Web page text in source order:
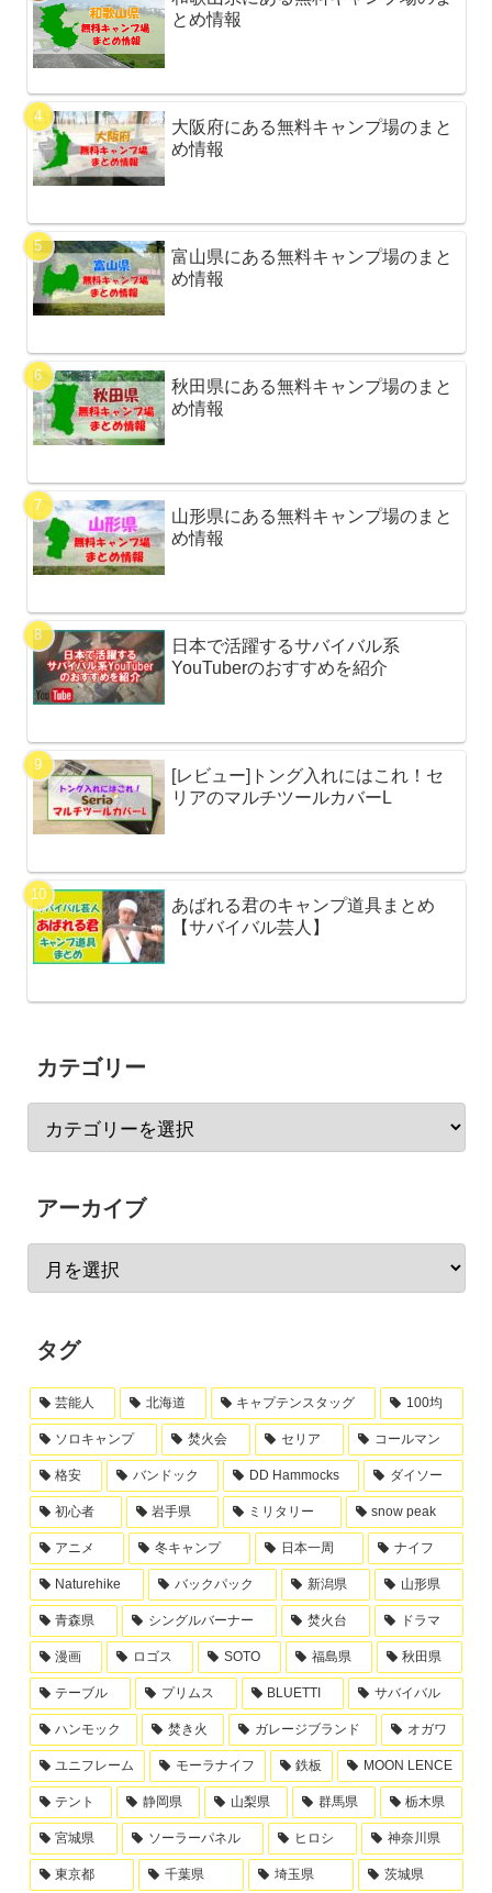
とめ情報
大阪府にある無料キャンプ場のまと
め情報
富山県にある無料キャンプ場のまと
め情報
秋田県にある無料キャンプ場のまと
め情報
山形県にある無料キャンプ場のまと
め情報
日本で活躍するサバイバル系
YouTuberのおすすめを紹介
[レビュー]トング入れにはこれ！セ
リアのマルチツールカバーL
あばれる君のキャンプ道具まとめ
【サバイバル芸人】
カテゴリー
アーカイブ
タグ
芸能人 北海道 キャプテンスタッグ 100均
ソロキャンプ 焚火会 セリア コールマン
格安 バンドック DD Hammocks ダイソー
初心者 岩手県 ミリタリー snow peak
アニメ 冬キャンプ 日本一周 ナイフ
Naturehike バックパック 新潟県 山形県
青森県 シングルバーナー 焚火台 ドラマ
漫画 ロゴス SOTO 福島県 秋田県
テーブル プリムス BLUETTI サバイバル
ハンモック 焚き火 ガレージブランド オガワ
ユニフレーム モーラナイフ 鉄板 MOON LENCE
テント 静岡県 山梨県 群馬県 栃木県
宮城県 ソーラーパネル ヒロシ 神奈川県
東京都 千葉県 埼玉県 茨城県